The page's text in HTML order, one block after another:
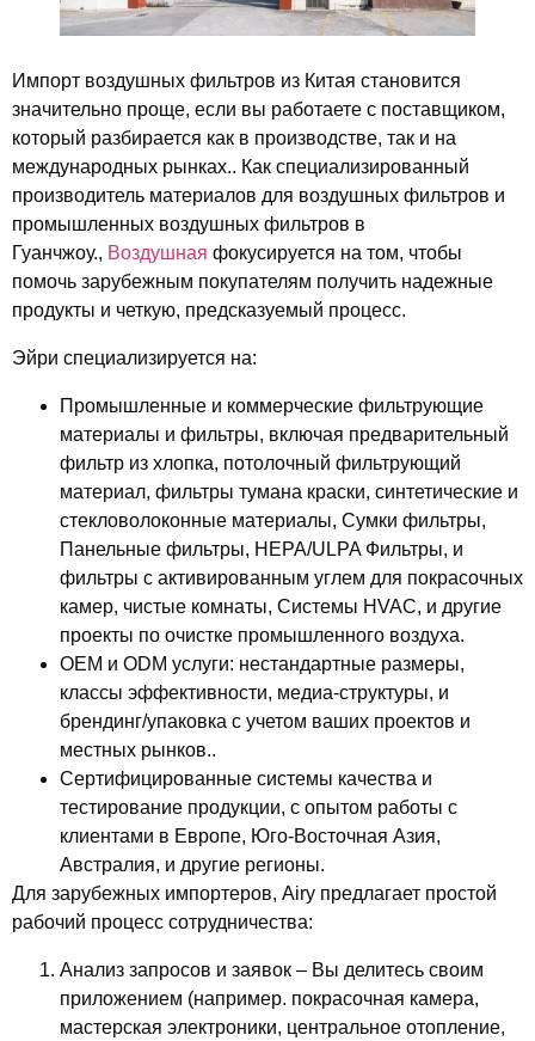
Импорт воздушных фильтров из Китая становится
значительно проще, если вы работаете с поставщиком,
который разбирается как в производстве, так и на
международных рынках.. Как специализированный
производитель материалов для воздушных фильтров и
промышленных воздушных фильтров в
Гуанчжоу., Воздушная фокусируется на том, чтобы
помочь зарубежным покупателям получить надежные
продукты и четкую, предсказуемый процесс.
Эйри специализируется на:
Промышленные и коммерческие фильтрующие
материалы и фильтры, включая предварительный
фильтр из хлопка, потолочный фильтрующий
материал, фильтры тумана краски, синтетические и
стекловолоконные материалы, Сумки фильтры,
Панельные фильтры, HEPA/ULPA Фильтры, и
фильтры с активированным углем для покрасочных
камер, чистые комнаты, Системы HVAC, и другие
проекты по очистке промышленного воздуха.
OEM и ODM услуги: нестандартные размеры,
классы эффективности, медиа-структуры, и
брендинг/упаковка с учетом ваших проектов и
местных рынков..
Сертифицированные системы качества и
тестирование продукции, с опытом работы с
клиентами в Европе, Юго-Восточная Азия,
Австралия, и другие регионы.
Для зарубежных импортеров, Airy предлагает простой
рабочий процесс сотрудничества:
Анализ запросов и заявок – Вы делитесь своим
приложением (например. покрасочная камера,
мастерская электроники, центральное отопление,